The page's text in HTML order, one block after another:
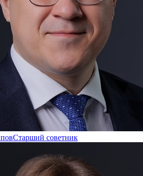
Старший советник